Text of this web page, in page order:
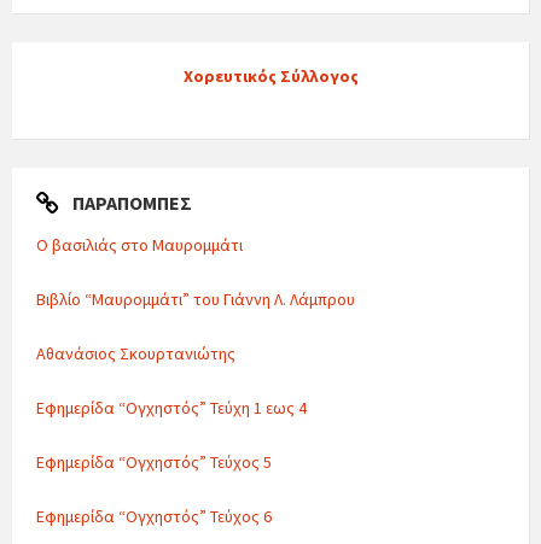
Χορευτικός Σύλλογος
ΠΑΡΑΠΟΜΠΈΣ
Ο βασιλιάς στο Μαυρομμάτι
Βιβλίο “Μαυρομμάτι” του Γιάννη Λ. Λάμπρου
Αθανάσιος Σκουρτανιώτης
Εφημερίδα “Ογχηστός” Τεύχη 1 εως 4
Εφημερίδα “Ογχηστός” Τεύχος 5
Εφημερίδα “Ογχηστός” Τεύχος 6